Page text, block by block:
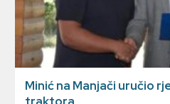
Minić na Manjači uručio